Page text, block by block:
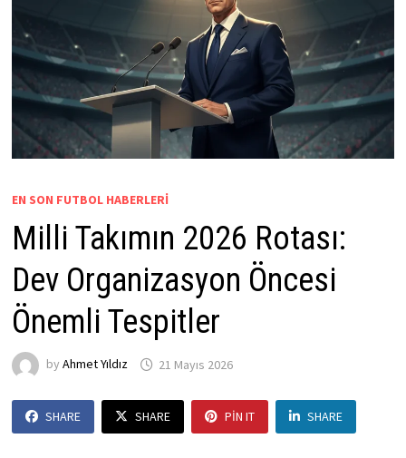
EN SON FUTBOL HABERLERI
Milli Takımın 2026 Rotası:
Dev Organizasyon Öncesi
Önemli Tespitler
by Ahmet Yıldız 21 Mayıs 2026
SHARE SHARE PIN IT SHARE